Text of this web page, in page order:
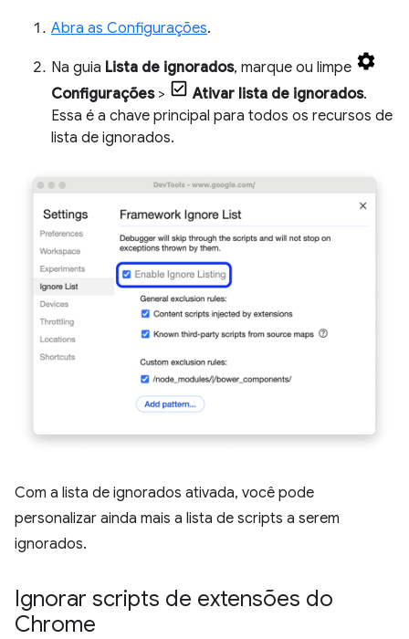
Abra as Configurações.
Na guia Lista de ignorados, marque ou limpe
Configurações> Ativar lista de ignorados.
Essa é a chave principal para todos os recursos de
lista de ignorados.
Com a lista de ignorados ativada, você pode
personalizar ainda mais a lista de scripts a serem
ignorados.
Ignorar scripts de extensões do
Chrome